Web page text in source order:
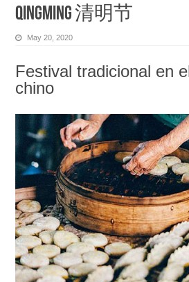
QINGMING 清明节
May 20, 2020
Festival tradicional en
chino